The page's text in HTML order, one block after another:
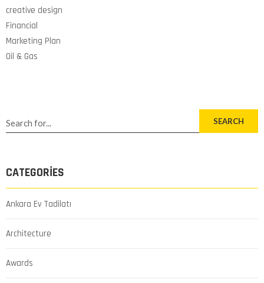
creative design
Financial
Marketing Plan
Oil & Gas
SEARCH
CATEGORIES
Ankara Ev Tadilatı
Architecture
Awards